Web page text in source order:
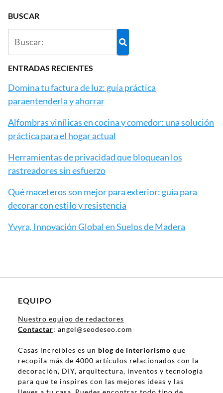
BUSCAR
ENTRADAS RECIENTES
Domina tu factura de luz: guía práctica
paraentenderla y ahorrar
Alfombras vinílicas en cocina y comedor: una solución
práctica para el hogar actual
Herramientas de privacidad que bloquean los
rastreadores sin esfuerzo
Qué maceteros son mejor para exterior: guía para
decorar con estilo y resistencia
Yvyra, Innovación Global en Suelos de Madera
EQUIPO
Nuestro equipo de redactores
Contactar: angel@seodeseo.com
Casas increíbles es un blog de interiorismo que
recopila más de 4000 artículos relacionados con la
decoración, DIY, arquitectura, inventos y tecnología
para que te inspires con las mejores ideas y las